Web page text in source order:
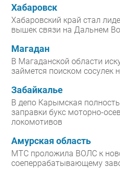
Хабаровск
Хабаровский край стал
вышек связи на Дальнем
Магадан
В Магаданской области
займется поиском сосулек
Забайкалье
В депо Карымская
заправки букс моторно-
локомотивов
Амурская область
МТС проложила ВОЛС к
соеперрабатывающему